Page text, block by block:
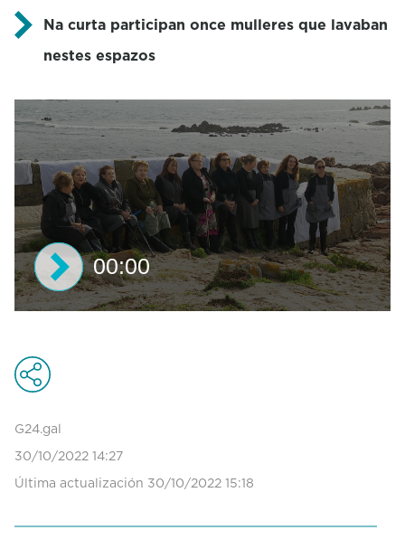
Na curta participan once mulleres que lavaban
nestes espazos
c
o
d
o
0
e
00:00
G24.gal
30/10/2022 14:27
Última actualización 30/10/2022 15:18